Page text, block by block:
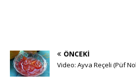
ÖNCEKI
Video: Ayva Reçeli (Püf